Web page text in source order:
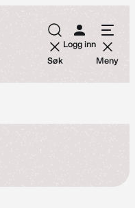
Søk
Logg inn
Meny